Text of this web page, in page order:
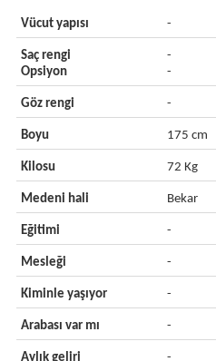
Vücut yapısı -
Saç rengi
Opsiyon
-
-
Göz rengi -
Boyu 175 cm
Kilosu 72 Kg
Medeni hali Bekar
Eğitimi -
Mesleği -
Kiminle yaşıyor -
Arabası var mı -
Aylık geliri -